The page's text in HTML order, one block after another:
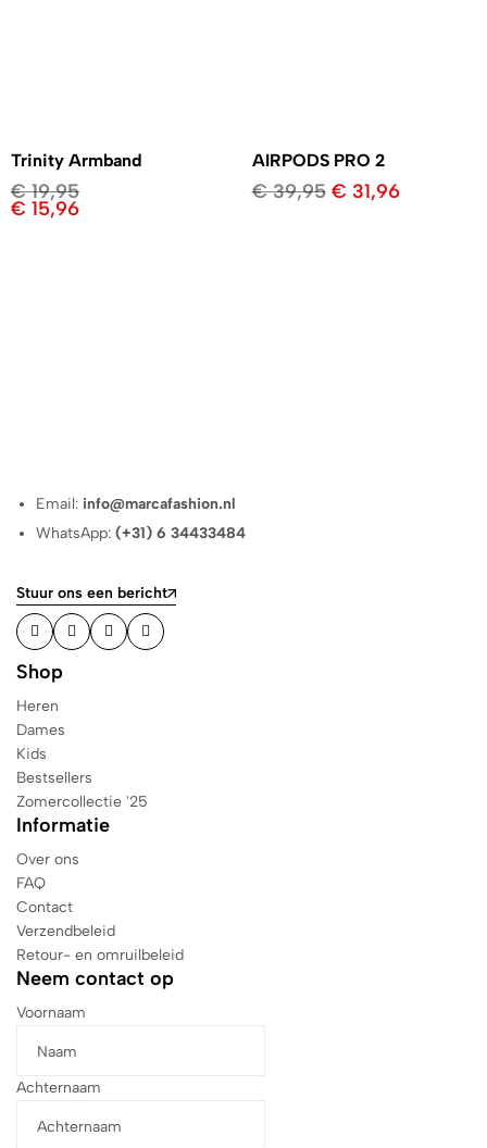
Trinity Armband
€19,95
€ 15,96
AIRPODS PRO 2
€39,95 € 31,96
Email: info@marcafashion.nl
WhatsApp:(+31) 6 34433484
Stuur ons een bericht
Shop
Heren
Dames
Kids
Bestsellers
Zomercollectie '25
Informatie
Over ons
FAQ
Contact
Verzendbeleid
Retour- en omruilbeleid
Neem contact op
Voornaam
Achternaam